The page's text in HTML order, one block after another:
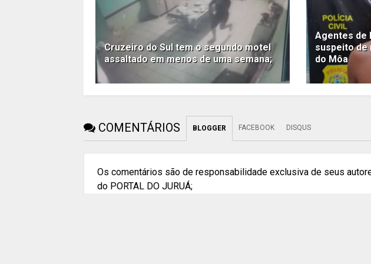
Cruzeiro do Sul tem o segundo motel
assaltado em menos de uma semana;
Agentes de
suspeito de
do Môa
COMENTÁRIOS BLOGGER FACEBOOK DISQUS
Os comentários são de responsabilidade exclusiva de seus
do PORTAL DO JURUÁ;